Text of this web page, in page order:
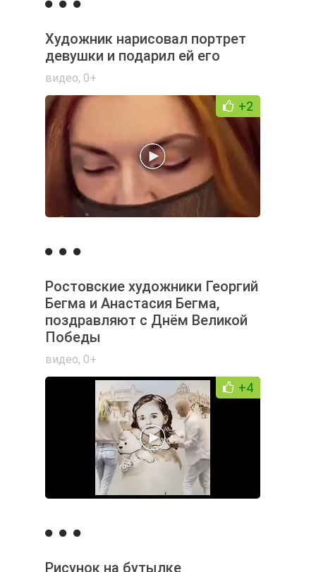
Художник нарисовал портрет
девушки и подарил ей его
видео, 0+
+2
Ростовские художники Георгий
Бегма и Анастасия Бегма,
поздравляют с Днём Великой
Победы
видео, 0+
+4
Рисунок на бутылке